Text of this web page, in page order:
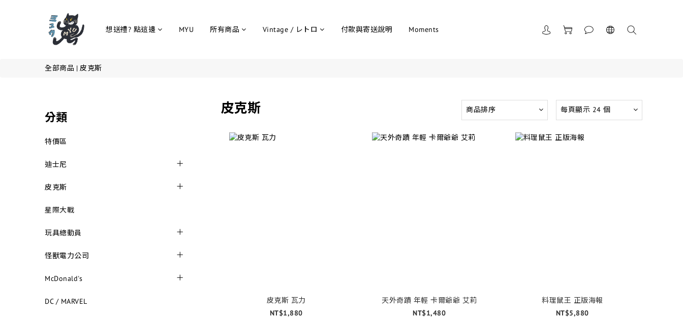
想送禮? 點這邊 MYU 所有商品 Vintage / レトロ 付款與寄送說明 Moments
全部商品 | 皮克斯
分類
特價區
迪士尼
皮克斯
星際大戰
玩具總動員
怪獸電力公司
McDonald's
DC / MARVEL
皮克斯 商品排序 每頁顯示 24 個
皮克斯 瓦力
NT$1,880
天外奇蹟 年輕 卡爾爺爺 艾莉
NT$1,480
料理鼠王 正版海報
NT$5,880